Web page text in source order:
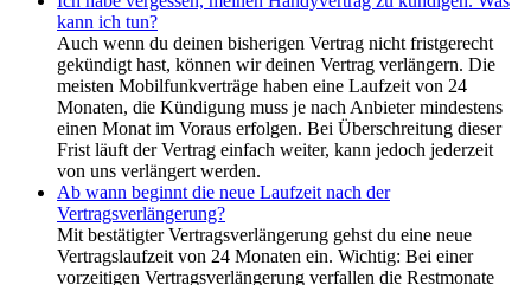
kann ich tun?
Auch wenn du deinen bisherigen Vertrag nicht fristgerecht
gekündigt hast, können wir deinen Vertrag verlängern. Die
meisten Mobilfunkverträge haben eine Laufzeit von 24
Monaten, die Kündigung muss je nach Anbieter mindestens
einen Monat im Voraus erfolgen. Bei Überschreitung dieser
Frist läuft der Vertrag einfach weiter, kann jedoch jederzeit
von uns verlängert werden.
Ab wann beginnt die neue Laufzeit nach der
Vertragsverlängerung?
Mit bestätigter Vertragsverlängerung gehst du eine neue
Vertragslaufzeit von 24 Monaten ein. Wichtig: Bei einer
vorzeitigen Vertragsverlängerung verfallen die Restmonate